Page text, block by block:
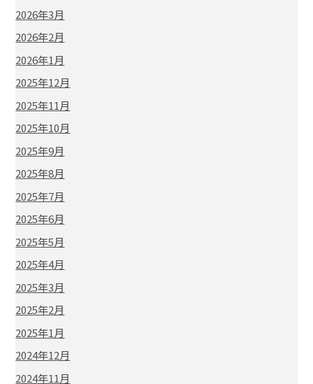
2026年3月
2026年2月
2026年1月
2025年12月
2025年11月
2025年10月
2025年9月
2025年8月
2025年7月
2025年6月
2025年5月
2025年4月
2025年3月
2025年2月
2025年1月
2024年12月
2024年11月